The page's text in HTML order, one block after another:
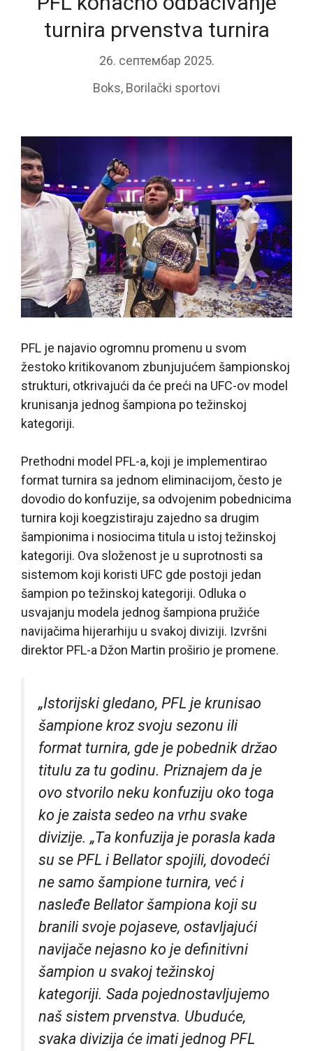
turnira prvenstva turnira
26. септембар 2025.
Boks, Borilački sportovi
PFL je najavio ogromnu promenu u svom
žestoko kritikovanom zbunjujućem šampionskoj
strukturi, otkrivajući da će preći na UFC-ov model
krunisanja jednog šampiona po težinskoj
kategoriji.
Prethodni model PFL-a, koji je implementirao
format turnira sa jednom eliminacijom, često je
dovodio do konfuzije, sa odvojenim pobednicima
turnira koji koegzistiraju zajedno sa drugim
šampionima i nosiocima titula u istoj težinskoj
kategoriji. Ova složenost je u suprotnosti sa
sistemom koji koristi UFC gde postoji jedan
šampion po težinskoj kategoriji. Odluka o
usvajanju modela jednog šampiona pružiće
navijačima hijerarhiju u svakoj diviziji. Izvršni
direktor PFL-a Džon Martin proširio je promene.
„Istorijski gledano, PFL je krunisao
šampione kroz svoju sezonu ili
format turnira, gde je pobednik držao
titulu za tu godinu. Priznajem da je
ovo stvorilo neku konfuziju oko toga
ko je zaista sedeo na vrhu svake
divizije. „Ta konfuzija je porasla kada
su se PFL i Bellator spojili, dovodeći
ne samo šampione turnira, već i
nasleđe Bellator šampiona koji su
branili svoje pojaseve, ostavljajući
navijače nejasno ko je definitivni
šampion u svakoj težinskoj
kategoriji. Sada pojednostavljujemo
naš sistem prvenstva. Ubuduće,
svaka divizija će imati jednog PFL